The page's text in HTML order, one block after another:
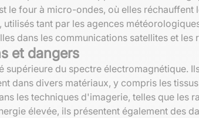
le four à micro-ondes, où elles
tant par les agences
dans les communications satellites et les
et dangers
supérieure du spectre électromagnétique.
dans divers matériaux, y compris les
les techniques d'imagerie, telles que
élevée, ils présentent également des